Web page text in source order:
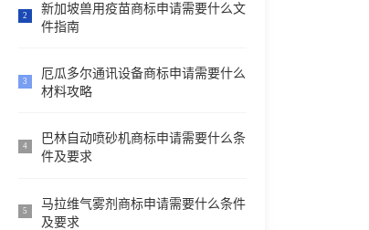
2
新加坡兽用疫苗商标申请需要什么文
件指南
3
厄瓜多尔通讯设备商标申请需要什么
材料攻略
4
巴林自动喷砂机商标申请需要什么条
件及要求
5
马拉维气雾剂商标申请需要什么条件
及要求